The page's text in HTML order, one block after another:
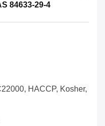
84633-29-4
HACCP, Kosher,